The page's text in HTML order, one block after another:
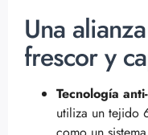
Una
frescor y
Tecnología
utiliza un tejido